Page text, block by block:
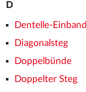
D
Dentelle-Einband
Diagonalsteg
Doppelbünde
Doppelter Steg